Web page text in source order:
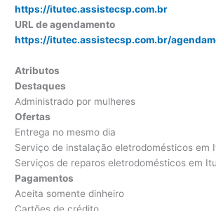
https://itutec.assistecsp.com.br
URL de agendamento
https://itutec.assistecsp.com.br/
Atributos
Destaques
Administrado por mulheres
Ofertas
Entrega no mesmo dia
Serviço de instalação eletrodomésticos em
Serviços de reparos eletrodomésticos em Itu
Pagamentos
Aceita somente dinheiro